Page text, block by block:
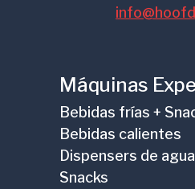
Máquinas
Bebidas frías +
Bebidas calientes
Dispensers de agua
Snacks